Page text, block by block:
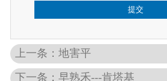
提交
上一条：地害平
下一条：早熟禾---肯塔基